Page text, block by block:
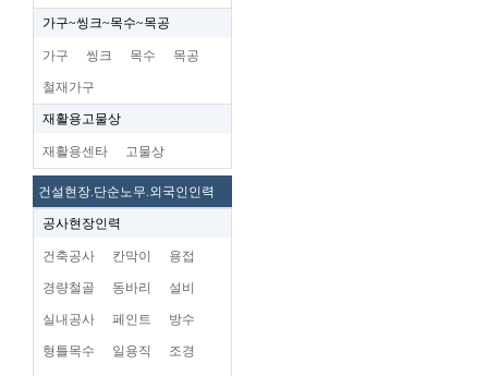
가구~씽크~목수~목공
가구 씽크 목수 목공
철재가구
재활용고물상
재활용센타 고물상
건설현장.단순노무.외국인인력
공사현장인력
건축공사 칸막이 용접
경량철골 동바리 설비
실내공사 페인트 방수
형틀목수 일용직 조경